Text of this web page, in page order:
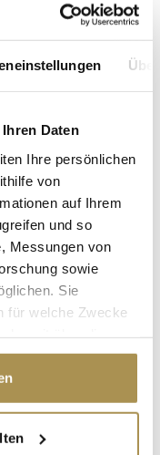
Daten
Ihre persönlichen
von
auf Ihrem
und so
Messungen von
sowie
Sie
für welche Zwecke
auf das Privacy
Lage